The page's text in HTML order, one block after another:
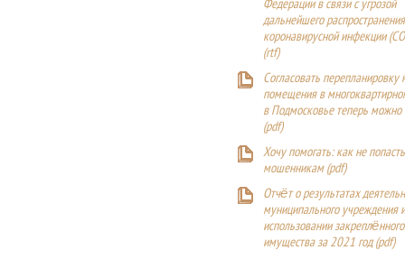
Федерации в связи с угрозой
дальнейшего
коронавирусной инфекции
(rtf)
Согласовать перепланировку
помещения в
в Подмосковье теперь можно
(pdf)
Хочу помогать: как не
мошенникам (pdf)
Отчёт о результатах
муниципального учреждения
использовании
имущества за 2021 год (pdf)